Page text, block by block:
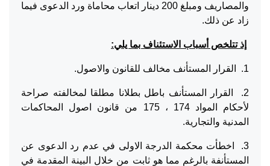
والمصاريف ومبلغ 200 دينار اتعاب محاماة ورد الدعوى فيما
زاد عن ذلك.
إذ تتلخص أسباب الاستئناف بما يلي:
1. القرار المستأنف مخالف للقانون والاصول.
2. القرار المستأنف باطل بطلانا مطلقا لمخالفته صراحة
لأحكام المواد 174 ، 175 من قانون اصول المحاكمات
المدنية والتجارية.
3. اخطأت محكمة الدرجة الاولى في عدم رد الدعوى عن
المستأنفة بالرغم مما هو ثابت من خلال البينة المقدمة في